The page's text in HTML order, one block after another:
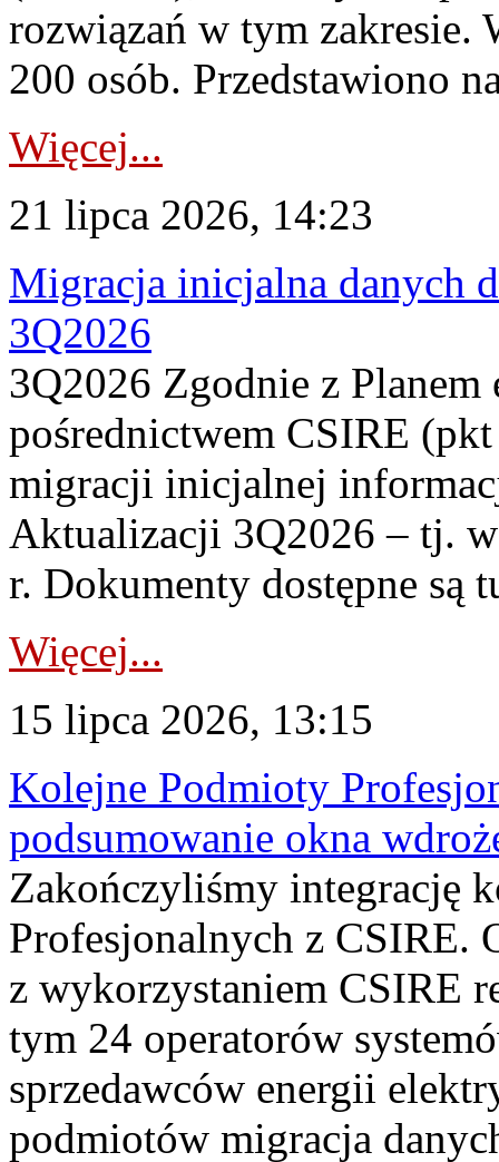
rozwiązań w tym zakresie.
200 osób. Przedstawiono
Więcej...
21 lipca 2026, 14:23
Migracja inicjalna danych
3Q2026
3Q2026 Zgodnie z
pośrednictwem CSIRE
migracji inicjalnej
Aktualizacji 3Q2026 – tj.
r. Dokumenty dostępne są
Więcej...
15 lipca 2026, 13:15
Kolejne Podmioty
podsumowanie okna
Zakończyliśmy integrację
Profesjonalnych z CSIRE.
z wykorzystaniem CSIRE
tym 24 operatorów
sprzedawców energii
podmiotów migracja